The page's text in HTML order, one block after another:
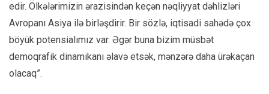
edir. Ölkələrimizin ərazisindən keçən nəqliyyat dəhlizləri
Avropanı Asiya ilə birləşdirir. Bir sözlə, iqtisadi sahədə çox
böyük potensialımız var. Əgər buna bizim müsbət
demoqrafik dinamikanı əlavə etsək, mənzərə daha ürəkaçan
olacaq”.